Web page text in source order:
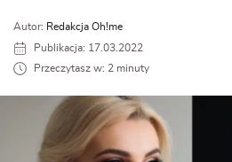
Autor: Redakcja Oh!me
Publikacja: 17.03.2022
Przeczytasz w: 2 minuty